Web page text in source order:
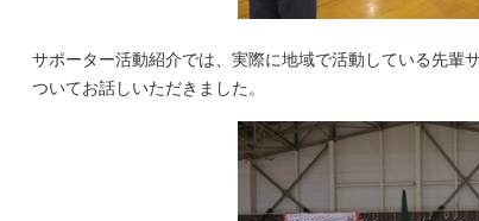
サポーター活動紹介では、実際に地域で活動している先輩
ついてお話しいただきました。